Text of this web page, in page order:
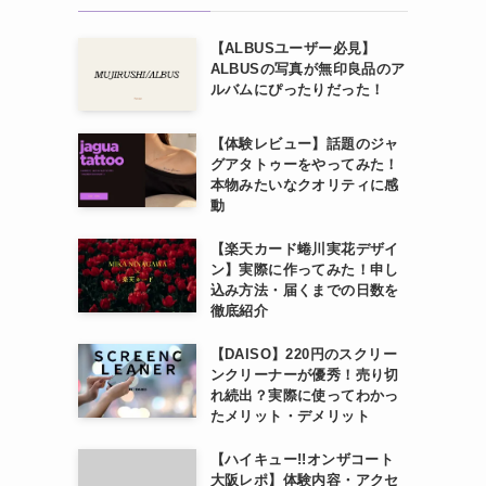
【ALBUSユーザー必見】
ALBUSの写真が無印良品のア
ルバムにぴったりだった！
【体験レビュー】話題のジャ
グアタトゥーをやってみた！
本物みたいなクオリティに感
動
【楽天カード蜷川実花デザイ
ン】実際に作ってみた！申し
込み方法・届くまでの日数を
徹底紹介
【DAISO】220円のスクリー
ンクリーナーが優秀！売り切
れ続出？実際に使ってわかっ
たメリット・デメリット
【ハイキュー!!オンザコート
大阪レポ】体験内容・アクセ